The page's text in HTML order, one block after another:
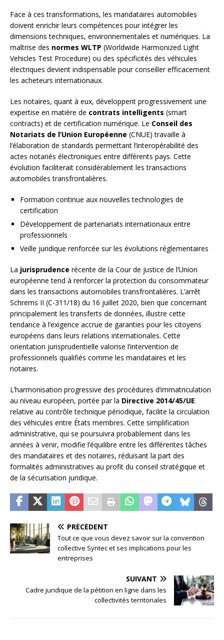
Face à ces transformations, les mandataires automobiles
doivent enrichir leurs compétences pour intégrer les
dimensions techniques, environnementales et numériques. La
maîtrise des normes WLTP (Worldwide Harmonized Light
Vehicles Test Procedure) ou des spécificités des véhicules
électriques devient indispensable pour conseiller efficacement
les acheteurs internationaux.
Les notaires, quant à eux, développent progressivement une
expertise en matière de contrats intelligents (smart
contracts) et de certification numérique. Le Conseil des
Notariats de l’Union Européenne (CNUE) travaille à
l’élaboration de standards permettant l’interopérabilité des
actes notariés électroniques entre différents pays. Cette
évolution faciliterait considérablement les transactions
automobiles transfrontalières.
Formation continue aux nouvelles technologies de
certification
Développement de partenariats internationaux entre
professionnels
Veille juridique renforcée sur les évolutions réglementaires
La jurisprudence récente de la Cour de justice de l’Union
européenne tend à renforcer la protection du consommateur
dans les transactions automobiles transfrontalières. L’arrêt
Schrems II (C-311/18) du 16 juillet 2020, bien que concernant
principalement les transferts de données, illustre cette
tendance à l’exigence accrue de garanties pour les citoyens
européens dans leurs relations internationales. Cette
orientation jurisprudentielle valorise l’intervention de
professionnels qualifiés comme les mandataires et les
notaires.
L’harmonisation progressive des procédures d’immatriculation
au niveau européen, portée par la Directive 2014/45/UE
relative au contrôle technique périodique, facilite la circulation
des véhicules entre États membres. Cette simplification
administrative, qui se poursuivra probablement dans les
années à venir, modifie l’équilibre entre les différentes tâches
des mandataires et des notaires, réduisant la part des
formalités administratives au profit du conseil stratégique et
de la sécurisation juridique.
PRÉCÉDENT
Tout ce que vous devez savoir sur la convention
collective Syntec et ses implications pour les
entreprises
SUIVANT
Cadre juridique de la pétition en ligne dans les
collectivités territoriales